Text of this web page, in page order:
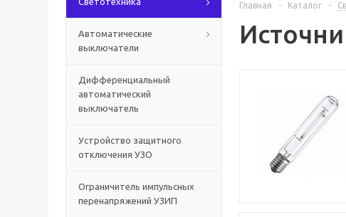
Автоматические
выключатели
Дифференциальный
автоматический
выключатель
Устройство защитного
отключения УЗО
Ограничитель импульсных
перенапряжений УЗИП
Главная - Каталог -